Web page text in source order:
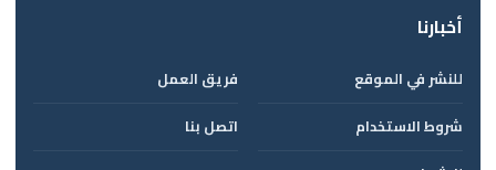
أخبارنا
للنشر في الموقع
فريق العمل
شروط الاستخدام
اتصل بنا